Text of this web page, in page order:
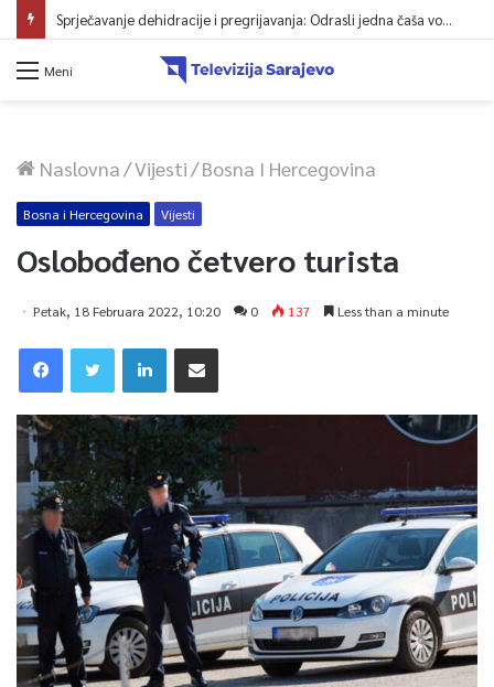
Meni
Naslovna/Vijesti/Bosna I Hercegovina
Bosna i Hercegovina Vijesti
Oslobođeno četvero turista
Petak, 18 Februara 2022, 10:20 0 137 Less than a minute